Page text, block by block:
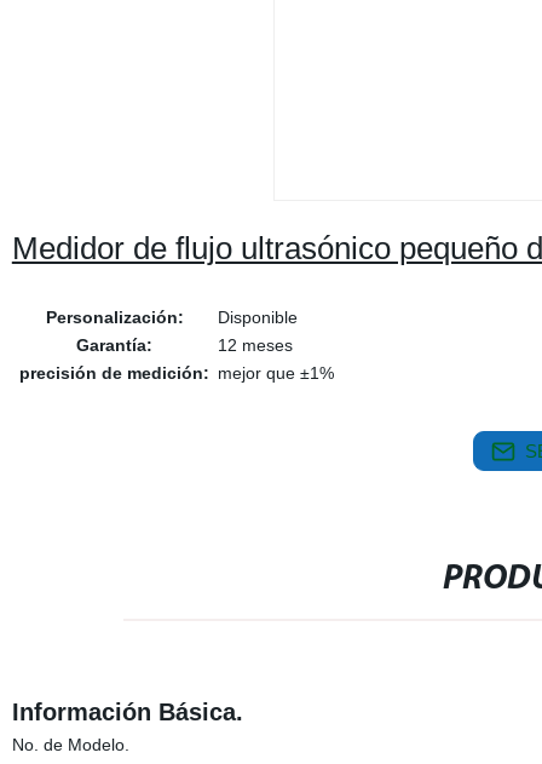
Medidor de flujo ultrasónico pequeño
Personalización:
Disponible
Garantía:
12 meses
precisión de medición: mejor que ±1%
Información Básica.
No. de Modelo.